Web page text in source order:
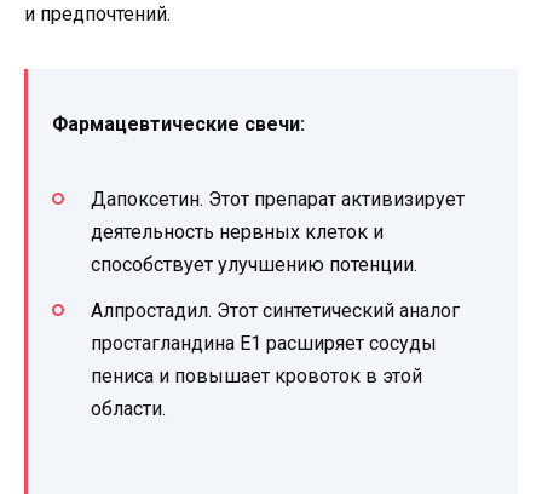
и предпочтений.
Фармацевтические свечи:
Дапоксетин. Этот препарат активизирует
деятельность нервных клеток и
способствует улучшению потенции.
Алпростадил. Этот синтетический аналог
простагландина Е1 расширяет сосуды
пениса и повышает кровоток в этой
области.